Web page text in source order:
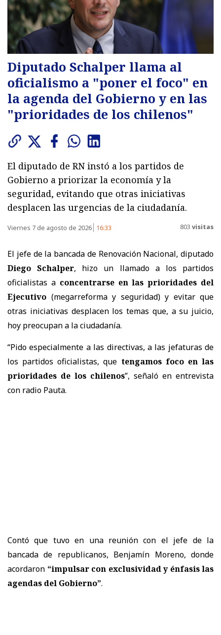
Diputado Schalper llama al
oficialismo a "poner el foco" en
la agenda del Gobierno y en las
"prioridades de los chilenos"
El diputado de RN instó a los partidos de
Gobierno a priorizar la economía y la
seguridad, evitando que otras iniciativas
desplacen las urgencias de la ciudadanía.
Viernes 7 de agosto de 2026 16:33 803 visitas
El jefe de la bancada de Renovación Nacional, diputado
Diego Schalper, hizo un llamado a los partidos
oficialistas aconcentrarse en las prioridades del
Ejecutivo (megarreforma y seguridad) y evitar que
otras iniciativas desplacen los temas que, a su juicio,
hoy preocupan a la ciudadanía.
“Pido especialmente a las directivas, a las jefaturas de
los partidos oficialistas, que tengamos foco en las
prioridades de los chilenos”, señaló en entrevista
con radio Pauta.
Contó que tuvo en una reunión con el jefe de la
bancada de republicanos, Benjamín Moreno, donde
acordaron “impulsar con exclusividad y énfasis las
agendas del Gobierno”.